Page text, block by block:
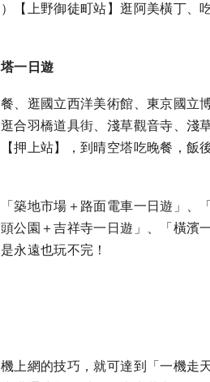
【上野御徒町站】逛阿美橫丁、吃
一日遊
餐、逛國立西洋美術館、東京國
合羽橋道具街、淺草觀音寺、
押上站】，到晴空塔吃晚餐，飯
築地市場＋路面電車一日遊」、
公園＋吉祥寺一日遊」、「橫濱
永遠也玩不完！
上網的技巧，就可達到「一機走